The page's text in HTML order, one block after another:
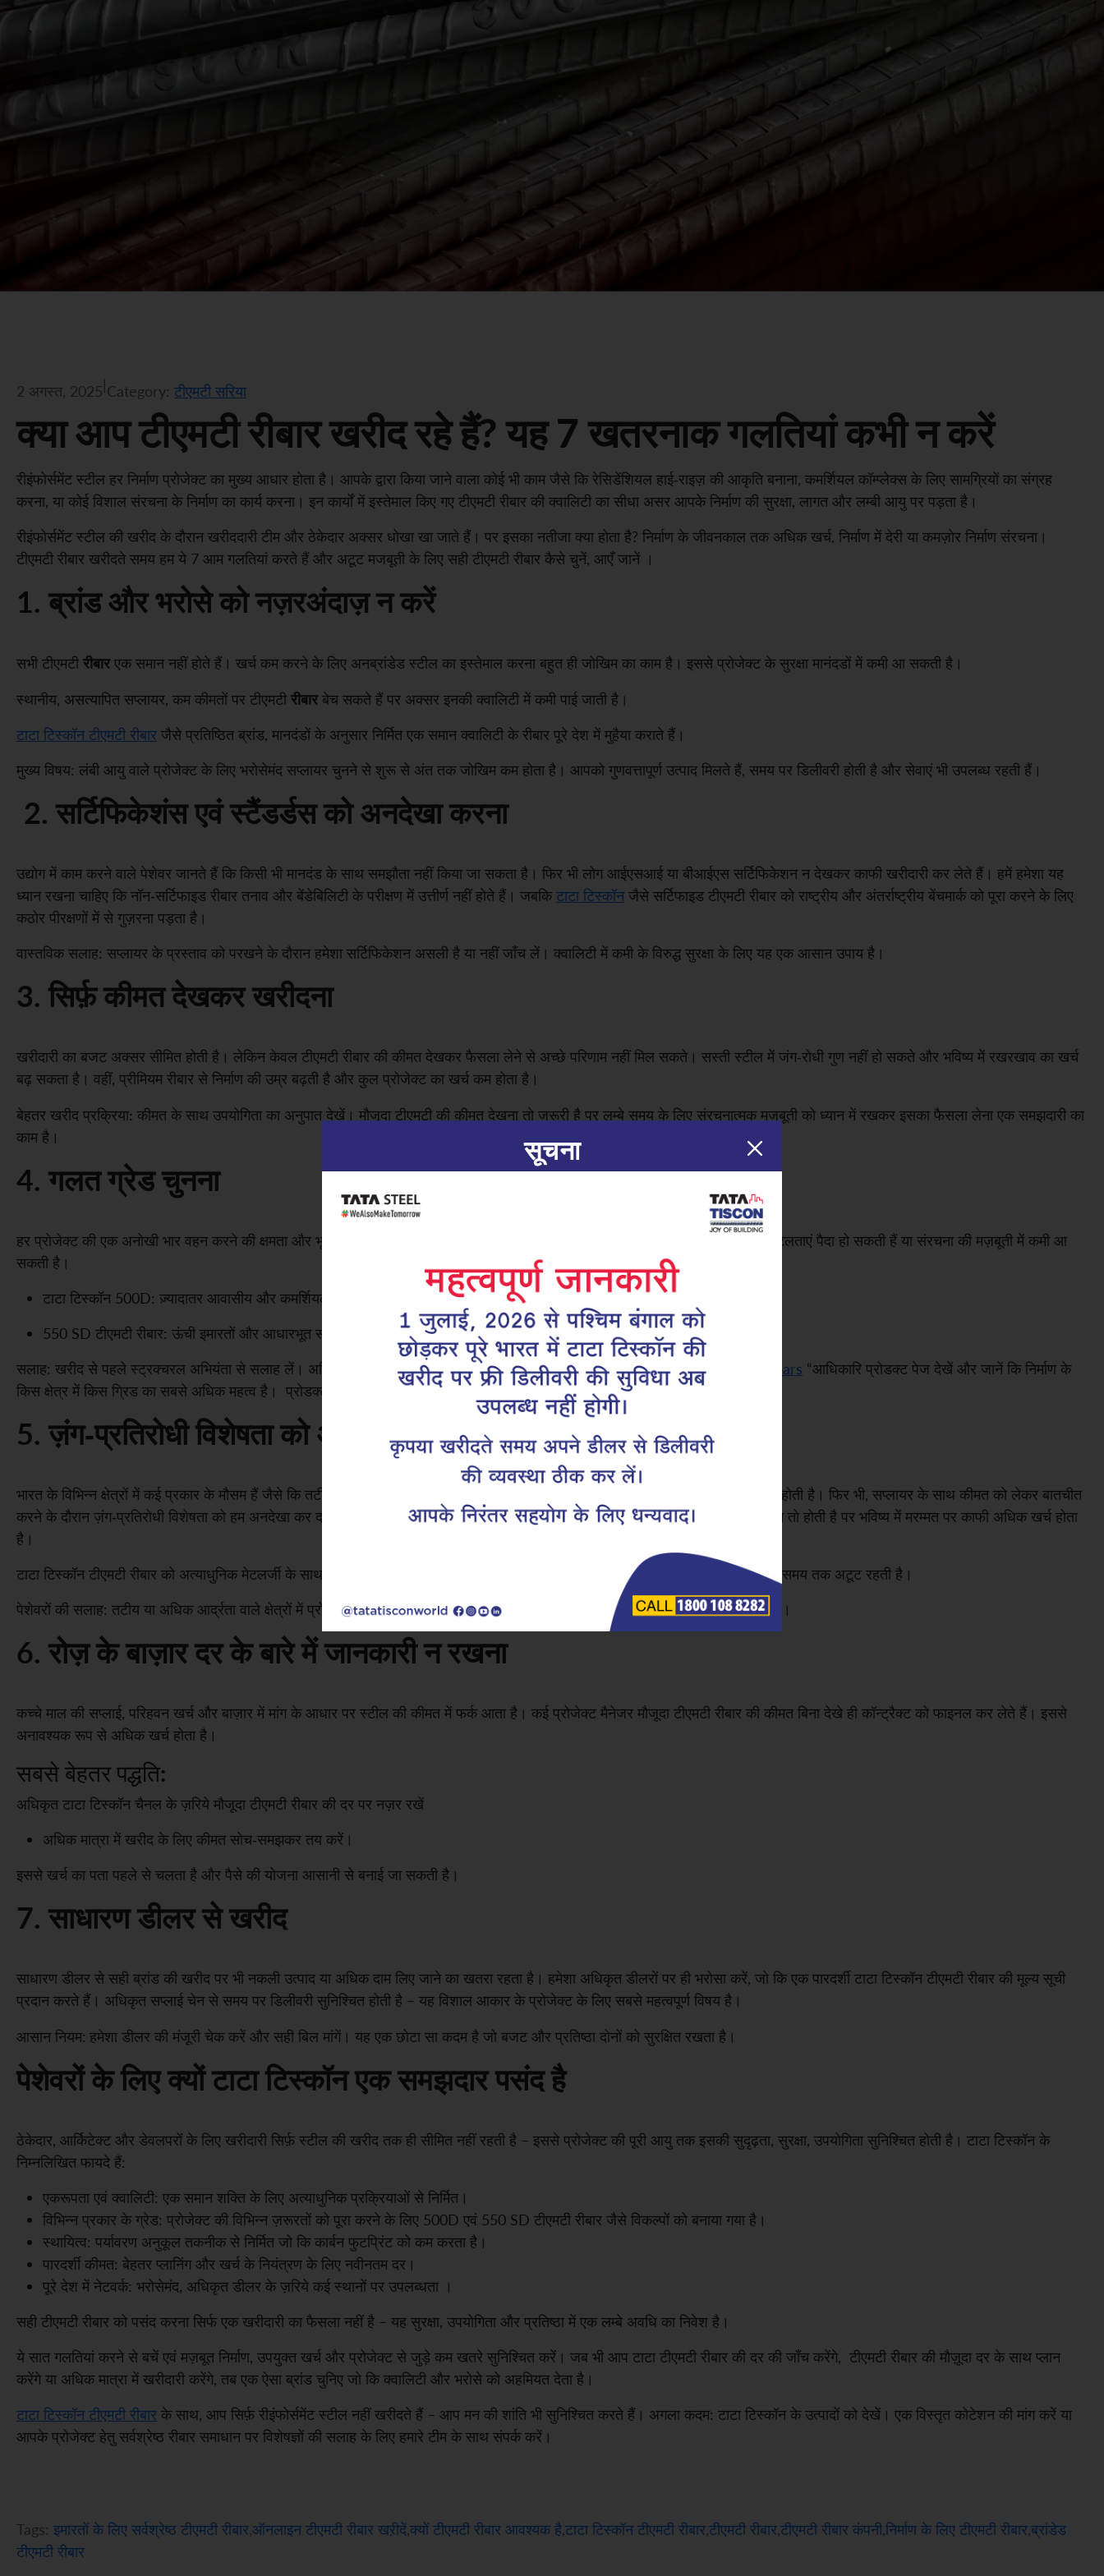
सूचना
2 अगस्त, 2025|Category: टीएमटी सरिया
क्या आप टीएमटी रीबार खरीद रहे हैं? यह 7 खतरनाक गलतियां कभी न करें
रीइंफोर्समेंट स्टील हर निर्माण प्रोजेक्ट का मुख्य आधार होता है। आपके द्वारा किया जाने वाला कोई भी काम जैसे कि रेसिडेंशियल हाई-राइज़ की आकृति बनाना, कमर्शियल कॉम्प्लेक्स के लिए सामग्रियों का संग्रह
करना, या कोई विशाल संरचना के निर्माण का कार्य करना। इन कार्यों में इस्तेमाल किए गए टीएमटी रीबार की क्वालिटी का सीधा असर आपके निर्माण की सुरक्षा, लागत और लम्बी आयु पर पड़ता है।
रीइंफोर्समेंट स्टील की खरीद के दौरान खरीददारी टीम और ठेकेदार अक्सर धोखा खा जाते हैं। पर इसका नतीजा क्या होता है? निर्माण के जीवनकाल तक अधिक खर्च, निर्माण में देरी या कमज़ोर निर्माण संरचना।
टीएमटी रीबार खरीदते समय हम ये 7 आम गलतियां करते हैं और अटूट मजबूती के लिए सही टीएमटी रीबार कैसे चुनें, आएँ जानें ।
1. ब्रांड और भरोसे को नज़रअंदाज़ न करें
सभी टीएमटी रीबारएक समान नहीं होते हैं। खर्च कम करने के लिए अनब्रांडेड स्टील का इस्तेमाल करना बहुत ही जोखिम का काम है। इससे प्रोजेक्ट के सुरक्षा मानंदडों में कमी आ सकती है।
स्थानीय, असत्यापित सप्लायर, कम कीमतों पर टीएमटी रीबारबेच सकते हैं पर अक्सर इनकी क्वालिटी में कमी पाई जाती है।
टाटा टिस्कॉन टीएमटी रीबार जैसे प्रतिष्ठित ब्रांड, मानदंडों के अनुसार निर्मित एक समान क्वालिटी के रीबार पूरे देश में मुहैया कराते हैं।
मुख्य विषय: लंबी आयु वाले प्रोजेक्ट के लिए भरोसेमंद सप्लायर चुनने से शुरू से अंत तक जोखिम कम होता है। आपको गुणवत्तापूर्ण उत्पाद मिलते हैं, समय पर डिलीवरी होती है और सेवाएं भी उपलब्ध रहती हैं।
2. सर्टिफिकेशंस एवं स्टैंडर्डस को अनदेखा करना
उद्योग में काम करने वाले पेशेवर जानते हैं कि किसी भी मानदंड के साथ समझौता नहीं किया जा सकता है। फिर भी लोग आईएसआई या बीआईएस सर्टिफिकेशन न देखकर काफी खरीदारी कर लेते हैं। हमें हमेशा यह
ध्यान रखना चाहिए कि नॉन-सर्टिफाइड रीबार तनाव और बेंडेबिलिटी के परीक्षण में उत्तीर्ण नहीं होते हैं। जबकिटाटा टिस्कॉन जैसे सर्टिफाइड टीएमटी रीबार को राष्ट्रीय और अंतर्राष्ट्रीय बेंचमार्क को पूरा करने के लिए
कठोर पीरक्षणों में से गुज़रना पड़ता है।
वास्तविक सलाह: सप्लायर के प्रस्ताव को परखने के दौरान हमेशा सर्टिफिकेशन असली है या नहीं जाँच लें। क्वालिटी में कमी के विरुद्ध सुरक्षा के लिए यह एक आसान उपाय है।
3. सिर्फ़ कीमत देखकर खरीदना
खरीदारी का बजट अक्सर सीमित होती है। लेकिन केवल टीएमटी रीबार की कीमत देखकर फैसला लेने से अच्छे परिणाम नहीं मिल सकते। सस्ती स्टील में जंग-रोधी गुण नहीं हो सकते और भविष्य में रखरखाव का खर्च
बढ़ सकता है। वहीं, प्रीमियम रीबार से निर्माण की उम्र बढ़ती है और कुल प्रोजेक्ट का खर्च कम होता है।
बेहतर खरीद प्रक्रिया: कीमत के साथ उपयोगिता का अनुपात देखें। मौजूदा टीएमटी की कीमत देखना तो ज़रूरी है पर लम्बे समय के लिए संरचनात्मक मज़बूती को ध्यान में रखकर इसका फैसला लेना एक समझदारी का
काम है।
4. गलत ग्रेड चुनना
हर प्रोजेक्ट की एक अनोखी भार वहन करने की क्षमता और भूकंप-प्रतिरोधी ज़रूरत होती है। गलत ग्रेड्स के टीएमटी रीबार के इस्तेमाल से निर्माण में जटिलताएं पैदा हो सकती हैं या संरचना की मज़बूती में कमी आ
सकती है।
टाटा टिस्कॉन 500D: ज़्यादातर आवासीय और कमर्शियल इमारतों के लिए एक भरोसेमंद पसंद।
550 SD टीएमटी रीबार: ऊंची इमारतों और आधारभूत संरचना के प्रोजेक्ट के लिए तैयार किया गया, जहाँ अधिक शक्ति सबसे महत्वपूर्ण है।
सलाह: खरीद से पहले स्ट्रक्चरल अभियंता से सलाह लें। अधिक जानकारी के लिए ﷟HYPERLINK “https://tatatiscon.co.in/550-sd-tmt-rebars “आधिकारि प्रोडक्ट पेज देखें और जानें कि निर्माण के
किस क्षेत्र में किस ग्रिड का सबसे अधिक महत्व है। प्रोडक्ट पेज देखें और जानें कि निर्माण के किस क्षेत्र में किस ग्रिड का सबसे अधिक महत्व है।
5. ज़ंग-प्रतिरोधी विशेषता को अनदेखा करना
भारत के विभिन्न क्षेत्रों में कई प्रकार के मौसम हैं जैसे कि तटीय क्षेत्रों की आर्द्रता से लेकर तपती गर्मी तक। इसके लिए ज़ंग-प्रतिरोधी स्टील की ज़रूरत होती है। फिर भी, सप्लायर के साथ कीमत को लेकर बातचीत
करने के दौरान ज़ंग-प्रतिरोधी विशेषता को हम अनदेखा कर दते हैं। आम रीबार खरीदने से शुरुआती समय में प्रति किलो टीएमटी रीबार की कीमत पर बचत तो होती है पर भविष्य में मरम्मत पर काफी अधिक खर्च होता
है।
टाटा टिस्कॉन टीएमटी रीबार को अत्याधुनिक मेटलर्जी के साथ तैयार किया जाता है। इससे ज़ंग के विरुद्ध प्रतिरोध क्षमता में वृद्धि होती है और संरचना लम्बे समय तक अटूट रहती है।
पेशेवरों की सलाह: तटीय या अधिक आर्द्रता वाले क्षेत्रों में प्रोजेक्ट के लिए ज़ंग-प्रतिरोधी स्टील की खरीद को सबसे अधिक प्राथमिकता दी जानी चाहिए।
6. रोज़ के बाज़ार दर के बारे में जानकारी न रखना
कच्चे माल की सप्लाई, परिहवन खर्च और बाज़ार में मांग के आधार पर स्टील की कीमत में फर्क आता है। कई प्रोजेक्ट मैनेजर मौजूदा टीएमटी रीबार की कीमत बिना देखे ही कॉन्ट्रैक्ट को फाइनल कर लेते हैं। इससे
अनावश्यक रूप से अधिक खर्च होता है।
सबसे बेहतर पद्धति:
अधिकृत टाटा टिस्कॉन चैनल के ज़रिये मौजूदा टीएमटी रीबार की दर पर नज़र रखें
अधिक मात्रा में खरीद के लिए कीमत सोच-समझकर तय करें।
इससे खर्च का पता पहले से चलता है और पैसे की योजना आसानी से बनाई जा सकती है।
7. साधारण डीलर से खरीद
साधारण डीलर से सही ब्रांड की खरीद पर भी नकली उत्पाद या अधिक दाम लिए जाने का खतरा रहता है। हमेशा अधिकृत डीलरों पर ही भरोसा करें, जो कि एक पारदर्शी टाटा टिस्कॉन टीएमटी रीबार की मूल्य सूची
प्रदान करते हैं। अधिकृत सप्लाई चेन से समय पर डिलीवरी सुनिश्चित होती है – यह विशाल आकार के प्रोजेक्ट के लिए सबसे महत्वपूर्ण विषय है।
आसान नियम: हमेशा डीलर की मंजूरी चेक करें और सही बिल मांगें। यह एक छोटा सा कदम है जो बजट और प्रतिष्ठा दोनों को सुरक्षित रखता है।
पेशेवरों के लिए क्यों टाटा टिस्कॉन एक समझदार पसंद है
ठेकेदार, आर्किटेक्ट और डेवलपरों के लिए खरीदारी सिर्फ़ स्टील की खरीद तक ही सीमित नहीं रहती है – इससे प्रोजेक्ट की पूरी आयु तक इसकी सुदृढ़ता, सुरक्षा, उपयोगिता सुनिश्चित होती है। टाटा टिस्कॉन के
निम्नलिखित फायदे हैं:
एकरूपता एवं क्वालिटी: एक समान शक्ति के लिए अत्याधुनिक प्रक्रियाओं से निर्मित।
विभिन्न प्रकार के ग्रेड: प्रोजेक्ट की विभिन्न ज़रूरतों को पूरा करने के लिए 500D एवं 550 SD टीएमटी रीबार जैसे विकल्पों को बनाया गया है।
स्थायित्व: पर्यावरण अनुकूल तकनीक से निर्मित जो कि कार्बन फुटप्रिंट को कम करता है।
पारदर्शी कीमत: बेहतर प्लानिंग और खर्च के नियंत्रण के लिए नवीनतम दर।
पूरे देश में नेटवर्क: भरोसेमंद, अधिकृत डीलर के ज़रिये कई स्थानों पर उपलब्धता ।
सही टीएमटी रीबार को पसंद करना सिर्फ एक खरीदारी का फैसला नहीं है – यह सुरक्षा, उपयोगिता और प्रतिष्ठा में एक लम्बे अवधि का निवेश है।
ये सात गलतियां करने से बचें एवं मज़बूत निर्माण, उपयुक्त खर्च और प्रोजेक्ट से जुड़े कम खतरे सुनिश्चित करें। जब भी आप टाटा टीएमटी रीबार की दर की जाँच करेंगे, टीएमटी रीबार की मौज़ूदा दर के साथ प्लान
करेंगे या अधिक मात्रा में खरीदारी करेंगे, तब एक ऐसा ब्रांड चुनिए जो कि क्वालिटी और भरोसे को अहमियत देता है।
टाटा टिस्कॉन टीएमटी रीबार के साथ, आप सिर्फ़ रीइंफोर्समेंट स्टील नहीं खरीदते हैं – आप मन की शांति भी सुनिश्चित करते हैं। अगला कदम: टाटा टिस्कॉन के उत्पादों को देखें। एक विस्तृत कोटेशन की मांग करें या
आपके प्रोजेक्ट हेतु सर्वश्रेष्ठ रीबार समाधान पर विशेषज्ञों की सलाह के लिए हमारे टीम के साथ संपर्क करें।
Tags: इमारतों के लिए सर्वश्रेष्ठ टीएमटी रीबार,ऑनलाइन टीएमटी रीबार खऱीदें,क्यों टीएमटी रीबार आवश्यक है,टाटा टिस्कॉन टीएमटी रीबार,टीएमटी रीबार,टीएमटी रीबार कंपनी,निर्माण के लिए टीएमटी रीबार,ब्रांडेड
टीएमटी रीबार